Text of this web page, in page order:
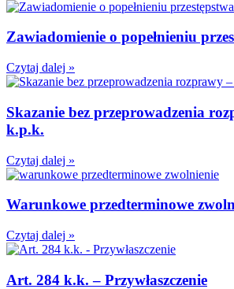
Zawiadomienie o popełnieniu
Czytaj dalej »
Skazanie bez przeprowadzenia
k.p.k.
Czytaj dalej »
Warunkowe przedterminowe
Czytaj dalej »
Art. 284 k.k. – Przywłaszczenie